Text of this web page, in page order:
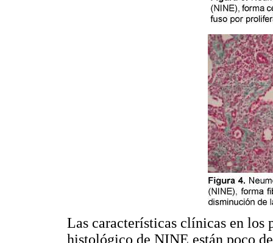
Las características clínicas en los
histológico de NINE están poco